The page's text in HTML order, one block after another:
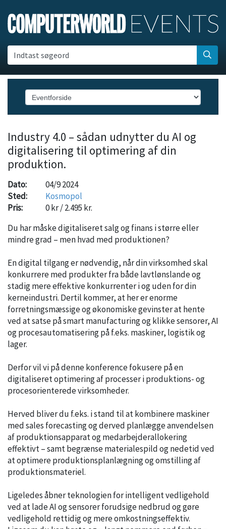
Indtast søgeord
Industry 4.0 – sådan udnytter du AI og
digitalisering til optimering af din
produktion.
Dato:
04/9 2024
Sted:
Kosmopol
Pris:
0 kr / 2.495 kr.
Du har måske digitaliseret salg og finans i større eller
mindre grad – men hvad med produktionen?
En digital tilgang er nødvendig, når din virksomhed skal
konkurrere med produkter fra både lavtlønslande og
stadig mere effektive konkurrenter i og uden for din
kerneindustri. Dertil kommer, at her er enorme
forretningsmæssige og økonomiske gevinster at hente
ved at satse på smart manufacturing og klikke sensorer, AI
og procesautomatisering på f.eks. maskiner, logistik og
lager.
Derfor vil vi på denne konference fokusere på en
digitaliseret optimering af processer i produktions- og
procesorienterede virksomheder.
Herved bliver du f.eks. i stand til at kombinere maskiner
med sales forecasting og derved planlægge anvendelsen
af produktionsapparat og medarbejderallokering
effektivt – samt begrænse materialespild og nedetid ved
at optimere produktionsplanlægning og omstilling af
produktionsmateriel.
Ligeledes åbner teknologien for intelligent vedligehold
ved at lade AI og sensorer forudsige nedbrud og gøre
vedligehold rettidig og mere omkostningseffektiv.